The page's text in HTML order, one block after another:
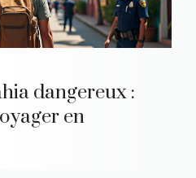
dangereux :
en